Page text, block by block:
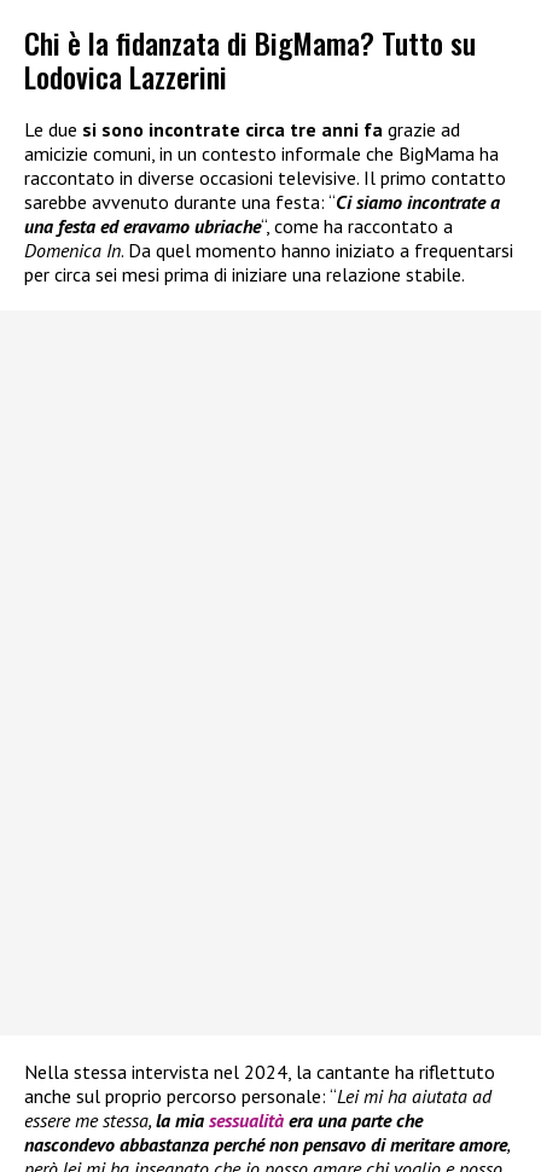
Chi è la fidanzata di BigMama? Tutto su
Lodovica Lazzerini
Le due si sono incontrate circa tre anni fa grazie ad
amicizie comuni, in un contesto informale che BigMama ha
raccontato in diverse occasioni televisive. Il primo contatto
sarebbe avvenuto durante una festa: “Ci siamo incontrate a
una festa ed eravamo ubriache“, come ha raccontato a
Domenica In. Da quel momento hanno iniziato a frequentarsi
per circa sei mesi prima di iniziare una relazione stabile.
Nella stessa intervista nel 2024, la cantante ha riflettuto
anche sul proprio percorso personale: “Lei mi ha aiutata ad
essere me stessa, la mia sessualità era una parte che
nascondevo abbastanza perché non pensavo di meritare amore,